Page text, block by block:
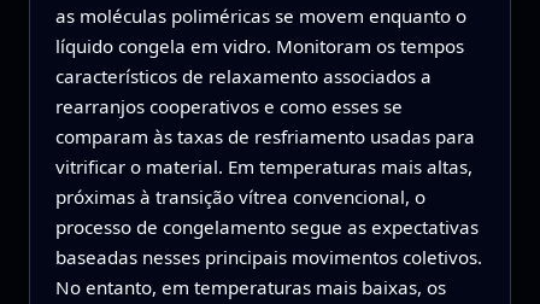
as moléculas poliméricas se movem enquanto o
líquido congela em vidro. Monitoram os tempos
característicos de relaxamento associados a
rearranjos cooperativos e como esses se
comparam às taxas de resfriamento usadas para
vitrificar o material. Em temperaturas mais altas,
próximas à transição vítrea convencional, o
processo de congelamento segue as expectativas
baseadas nesses principais movimentos coletivos.
No entanto, em temperaturas mais baixas, os